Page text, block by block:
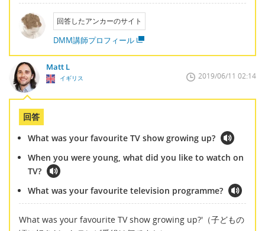
回答したアンカーのサイト
DMM講師プロフィール
Matt L
イギリス 2019/06/11 02:14
回答
What was your favourite TV show growing up?
When you were young, what did you like to watch on
TV?
What was your favourite television programme?
What was your favourite TV show growing up?'（子どもの